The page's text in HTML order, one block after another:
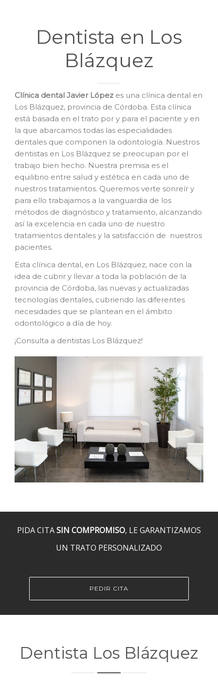
Dentista en Los
Blázquez
Clínica dental Javier Lópezes una clínica dental en
Los Blázquez, provincia de Córdoba. Esta clínica
está basada en el trato por y para el paciente y en
la que abarcamos todas las especialidades
dentales que componen la odontología. Nuestros
dentistas en Los Blázquez se preocupan por el
trabajo bien hecho. Nuestra premisa es el
equilibrio entre salud y estética en cada uno de
nuestros tratamientos. Queremos verte sonreír y
para ello trabajamos a la vanguardia de los
métodos de diagnóstico y tratamiento, alcanzando
así la excelencia en cada uno de nuestro
tratamientos dentales y la satisfacción de nuestros
pacientes.
Esta clínica dental, en Los Blázquez, nace con la
idea de cubrir y llevar a toda la población de la
provincia de Córdoba, las nuevas y actualizadas
tecnologías dentales, cubriendo las diferentes
necesidades que se plantean en el ámbito
odontológico a día de hoy.
¡Consulta a dentistas Los Blázquez!
PIDA CITASIN COMPROMISO, LE GARANTIZAMOS
UN TRATO PERSONALIZADO
PEDIR CITA
Dentista Los Blázquez